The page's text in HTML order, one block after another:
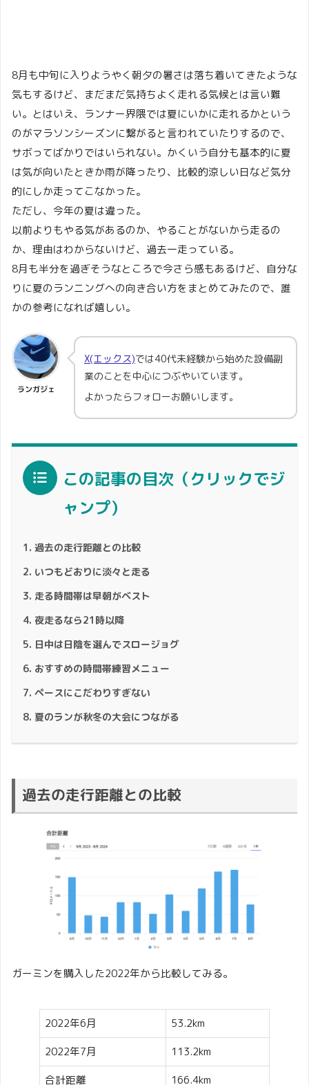
8月も中旬に入りようやく朝夕の暑さは落ち着いてきたような
気もするけど、まだまだ気持ちよく走れる気候とは言い難
い。とはいえ、ランナー界隈では夏にいかに走れるかという
のがマラソンシーズンに繋がると言われていたりするので、
サボってばかりではいられない。かくいう自分も基本的に夏
は気が向いたときか雨が降ったり、比較的涼しい日など気分
的にしか走ってこなかった。
ただし、今年の夏は違った。
以前よりもやる気があるのか、やることがないから走るの
か、理由はわからないけど、過去一走っている。
8月も半分を過ぎそうなところで今さら感もあるけど、自分な
りに夏のランニングへの向き合い方をまとめてみたので、誰
かの参考になれば嬉しい。
ランガジェ
X(エックス)では40代未経験から始めた設備副
業のことを中心につぶやいています。
よかったらフォローお願いします。
この記事の目次（クリックでジ
ャンプ）
過去の走行距離との比較
いつもどおりに淡々と走る
走る時間帯は早朝がベスト
夜走るなら21時以降
日中は日陰を選んでスロージョグ
おすすめの時間帯練習メニュー
ペースにこだわりすぎない
夏のランが秋冬の大会につながる
過去の走行距離との比較
ガーミンを購入した2022年から比較してみる。
2022年6月
53.2km
2022年7月
113.2km
合計距離
166.4km